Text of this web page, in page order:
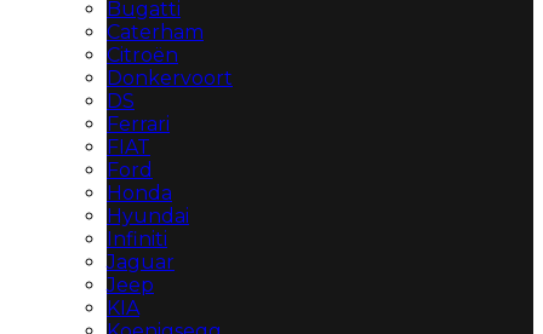
Bugatti
Caterham
Citroën
Donkervoort
DS
Ferrari
FIAT
Ford
Honda
Hyundai
Infiniti
Jaguar
Jeep
KIA